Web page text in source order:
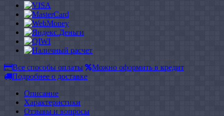
Все способы оплаты
Можно оформить в кредит
Подробнее о доставке
Описание
Характеристики
Отзывы и вопросы